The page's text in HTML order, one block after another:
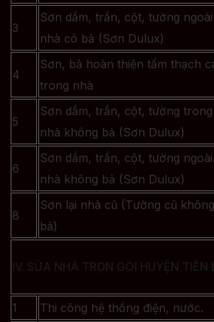
3
Sơn dầm, trần, cột, tường ngoài
nhà có bả (Sơn Dulux)
4
Sơn, bả hoàn thiện tấm thạch
trong nhà
5
Sơn dầm, trần, cột, tường trong
nhà không bả (Sơn Dulux)
6
Sơn dầm, trần, cột, tường ngoài
nhà không bả (Sơn Dulux)
8
Sơn lại nhà cũ (Tường cũ không
bả)
IV. SỬA NHÀ TRỌN GÓI HUYỆN
1 Thi công hệ thống điện, nước.